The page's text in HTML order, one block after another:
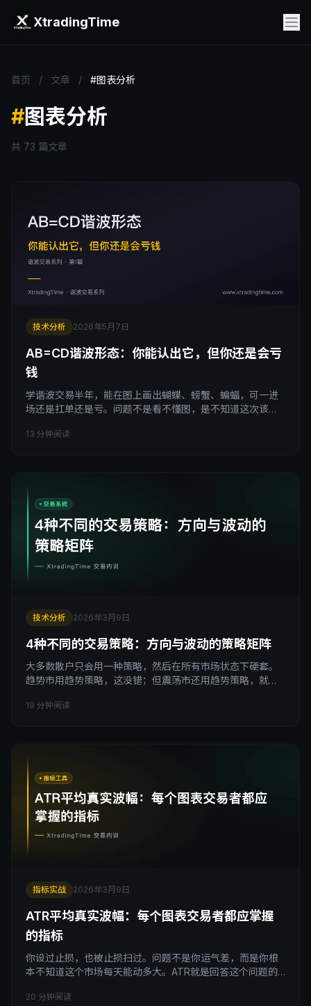
XtradingTime
首页 / 文章 / #图表分析
#图表分析
共 73 篇文章
技术分析 2026年5月7日
AB=CD谐波形态：你能认出它，但你还是会亏
钱
学谐波交易半年，能在图上画出蝴蝶、螃蟹、蝙蝠，可一进
场还是扛单还是亏。问题不是看不懂图，是不知道这次该不
槛、四句口诀、入场前三道关、止盈止损规则全部讲透，你
13 分钟阅读
技术分析 2026年3月9日
4种不同的交易策略：方向与波动的策略矩阵
大多数散户只会用一种策略，然后在所有市场状态下硬套。
趋势市用趋势策略，这没错；但震荡市还用趋势策略，就是
场应该用哪种策略。 引子 我见过太多这样的交易者。 他们
19 分钟阅读
指标实战 2026年3月9日
ATR平均真实波幅：每个图表交易者都应掌握
的指标
你设过止损，也被止损扫过。问题不是你运气差，而是你根
本不知道这个市场每天能动多大。ATR就是回答这个问题的
分析，第一课学的是均线，第二课学的是MACD，第三课可
20 分钟阅读